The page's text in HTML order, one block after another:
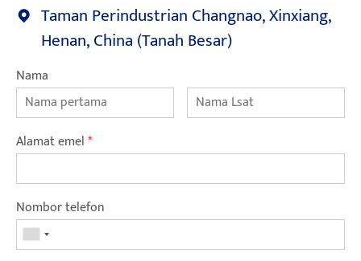
Taman Perindustrian Changnao, Xinxiang,
Henan, China (Tanah Besar)
Nama
Alamat emel*
Nombor telefon